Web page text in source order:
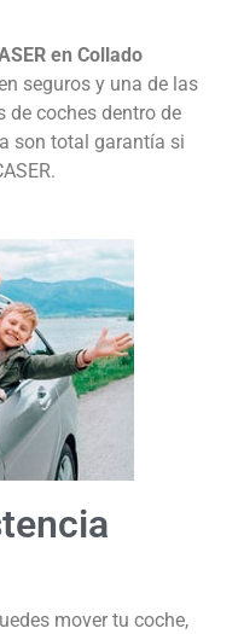
en Collado
seguros y una de las
de coches dentro de
son total garantía si
mover tu coche,